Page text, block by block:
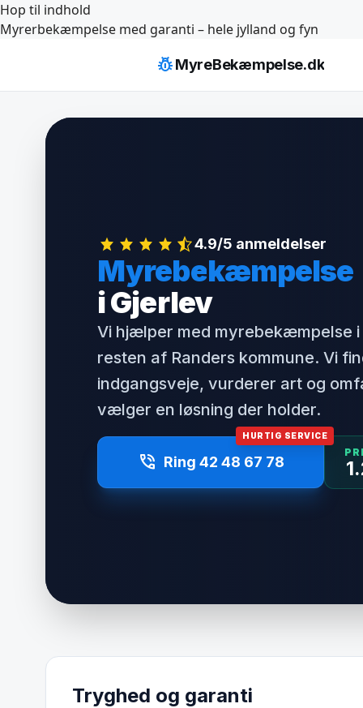
Hop til indhold
Myrerbekæmpelse med garanti – hele jylland og fyn
pest_controlMyreBekæmpelse.dk
4.9/5 anmeldelser
Myrebekæmpelse
i Gjerlev
Vi hjælper med myrebekæmpelse i
resten af Randers kommune. Vi
indgangsveje, vurderer art og
vælger en løsning der holder.
HURTIG SERVICE
phone_in_talk Ring 42 48 67 78
Tryghed og garanti